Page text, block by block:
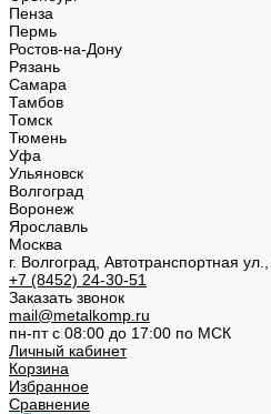
Пенза
Пермь
Ростов-на-Дону
Рязань
Самара
Тамбов
Томск
Тюмень
Уфа
Ульяновск
Волгоград
Воронеж
Ярославль
Москва
г. Волгоград, Автотранспортная
+7 (8452) 24-30-51
Заказать звонок
mail@metalkomp.ru
пн-пт с 08:00 до 17:00 по МСК
Личный кабинет
Корзина
Избранное
Сравнение